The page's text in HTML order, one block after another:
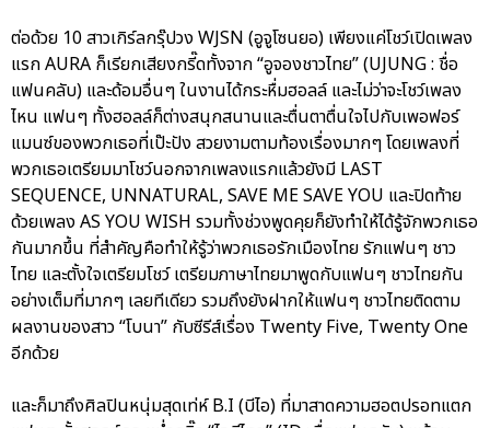
ต่อด้วย 10 สาวเกิร์ลกรุ๊ปวง WJSN (อูจูโซนยอ) เพียงแค่โชว์เปิดเพลง
แรก AURA ก็เรียกเสียงกรี๊ดทั้งจาก “อูจองชาวไทย” (UJUNG : ชื่อ
แฟนคลับ) และด้อมอื่นๆ ในงานได้กระหื่มฮอลล์ และไม่ว่าจะโชว์เพลง
ไหน แฟนๆ ทั้งฮอลล์ก็ต่างสนุกสนานและตื่นตาตื่นใจไปกับเพอฟอร์
แมนซ์ของพวกเธอที่เป๊ะปัง สวยงามตามท้องเรื่องมากๆ โดยเพลงที่
พวกเธอเตรียมมาโชว์นอกจากเพลงแรกแล้วยังมี LAST
SEQUENCE, UNNATURAL, SAVE ME SAVE YOU และปิดท้าย
ด้วยเพลง AS YOU WISH รวมทั้งช่วงพูดคุยก็ยังทำให้ได้รู้จักพวกเธอ
กันมากขึ้น ที่สำคัญคือทำให้รู้ว่าพวกเธอรักเมืองไทย รักแฟนๆ ชาว
ไทย และตั้งใจเตรียมโชว์ เตรียมภาษาไทยมาพูดกับแฟนๆ ชาวไทยกัน
อย่างเต็มที่มากๆ เลยทีเดียว รวมถึงยังฝากให้แฟนๆ ชาวไทยติดตาม
ผลงานของสาว “โบนา” กับซีรีส์เรื่อง Twenty Five, Twenty One
อีกด้วย
และก็มาถึงศิลปินหนุ่มสุดเท่ห์ B.I (บีไอ) ที่มาสาดความฮอตปรอทแตก